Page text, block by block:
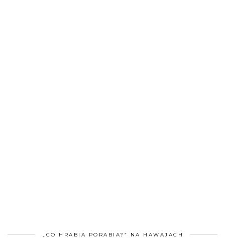
„CO HRABIA PORABIA?” NA HAWAJACH